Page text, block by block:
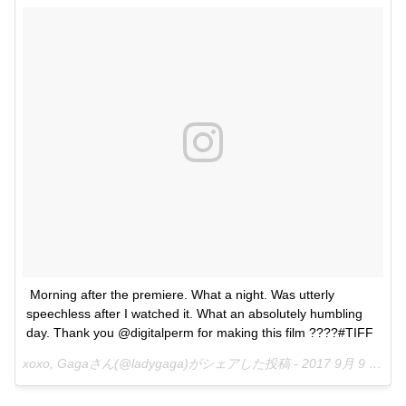
Morning after the premiere. What a night. Was utterly
speechless after I watched it. What an absolutely humbling
day. Thank you @digitalperm for making this film ????#TIFF
xoxo, Gagaさん(@ladygaga)がシェアした投稿 - 2017 9月 9 3:27午後 PDT